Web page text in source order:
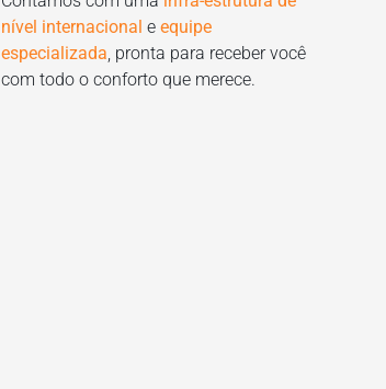
nível internacional e equipe
especializada, pronta para receber você
com todo o conforto que merece.